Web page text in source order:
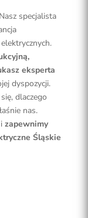
specjalista
eksperta
dyspozycji.
dlaczego
nas.
zapewnimy
Śląskie